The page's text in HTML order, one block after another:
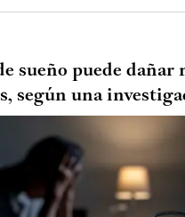
sueño puede dañar
según una